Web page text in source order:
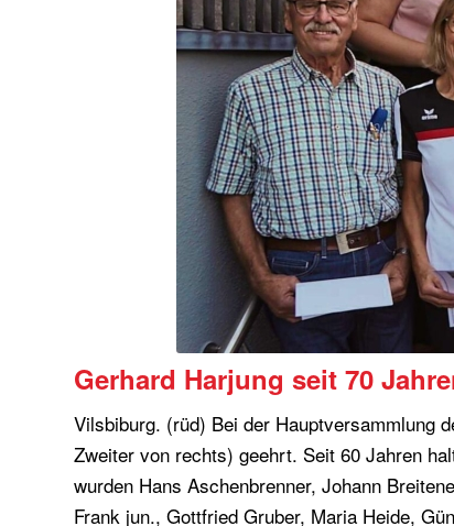
Gerhard Harjung seit 70
Vilsbiburg. (rüd) Bei der Hauptversammlung
Zweiter von rechts) geehrt. Seit 60 Jahren
wurden Hans Aschenbrenner, Johann
Frank jun., Gottfried Gruber, Maria Heide,